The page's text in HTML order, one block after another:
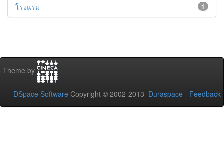
1
โรงแรม
Theme by
DSpace Software Copyright © 2002-2013 Duraspace - Feedback